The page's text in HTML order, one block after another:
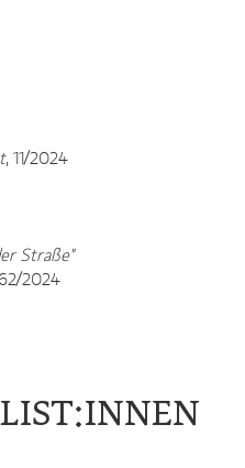
, 11/2024
Straße"
2024